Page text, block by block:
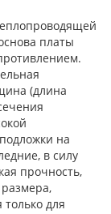
платы
(длина
на
в силу
прочность,
для